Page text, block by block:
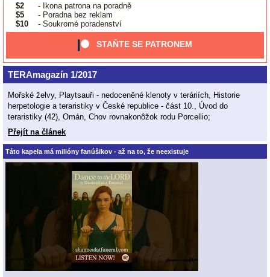
$2
- Ikona patrona na poradně
$5
- Poradna bez reklam
$10
- Soukromé poradenství
STAŇTE SE PATRONEM
TERAmagazín 1/2017
Mořské želvy, Playtsauři - nedoceněné klenoty v teráriích, Historie
herpetologie a teraristiky v České republice - část 10., Úvod do
teraristiky (42), Omán, Chov rovnakonôžok rodu Porcellio;
Přejít na článek
Táto kapela má milióny fanúšikov - až na to, že neexistuje